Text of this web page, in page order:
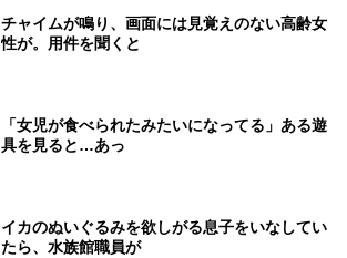
チャイムが鳴り、画面には見覚えのない高齢女
性が。用件を聞くと
「女児が食べられたみたいになってる」ある遊
具を見ると…あっ
イカのぬいぐるみを欲しがる息子をいなしてい
たら、水族館職員が